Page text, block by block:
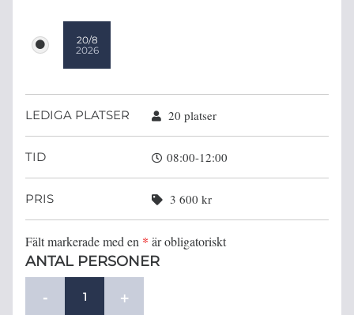
20/8
2026
LEDIGA PLATSER 20 platser
TID 08:00-12:00
PRIS 3 600 kr
Fält markerade med en * är obligatoriskt
ANTAL PERSONER
- +